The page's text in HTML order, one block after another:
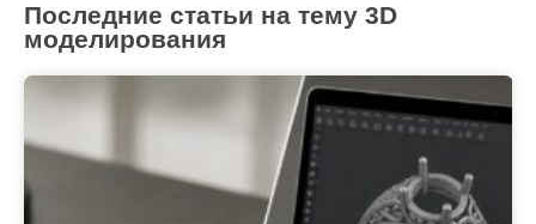
Последние статьи на тему 3D
моделирования